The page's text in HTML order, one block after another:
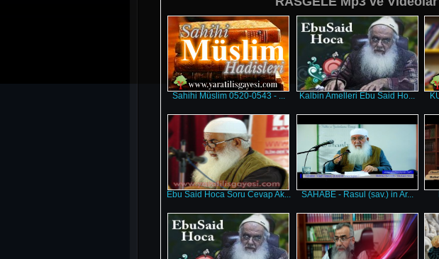
Sahihi Müslim 0520-0543 - ... Kalbin Amelleri Ebu Said Ho...
Ebu Said Hoca Soru Cevap Ak... SAHABE - Rasul (sav.) in Ar...